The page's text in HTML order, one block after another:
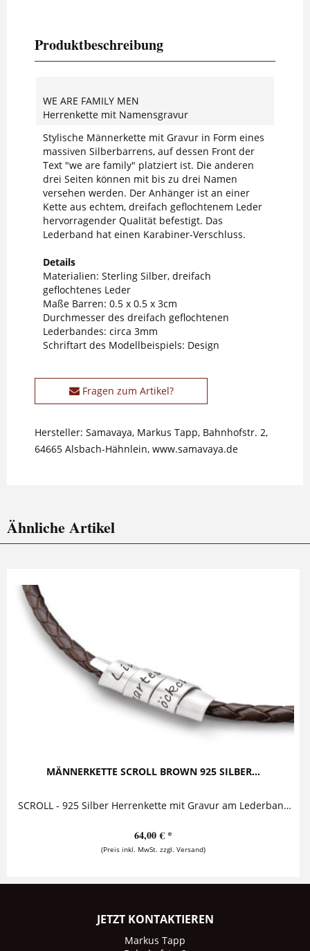
Produktbeschreibung
WE ARE FAMILY MEN
Herrenkette mit Namensgravur
Stylische Männerkette mit Gravur in Form eines
massiven Silberbarrens, auf dessen Front der
Text "we are family" platziert ist. Die anderen
drei Seiten können mit bis zu drei Namen
versehen werden. Der Anhänger ist an einer
Kette aus echtem, dreifach geflochtenem Leder
hervorragender Qualität befestigt. Das
Lederband hat einen Karabiner-Verschluss.
Details
Materialien: Sterling Silber, dreifach
geflochtenes Leder
Maße Barren: 0.5 x 0.5 x 3cm
Durchmesser des dreifach geflochtenen
Lederbandes: circa 3mm
Schriftart des Modellbeispiels: Design
Fragen zum Artikel?
Hersteller: Samavaya, Markus Tapp, Bahnhofstr. 2,
64665 Alsbach-Hähnlein, www.samavaya.de
Ähnliche Artikel
MÄNNERKETTE SCROLL BROWN 925 SILBER...
SCROLL - 925 Silber Herrenkette mit Gravur am Lederband Herrenkette bestehend aus einer Schriftrolle, die ein dreifach geflochtenes...
64,00 € *
(Preis inkl. MwSt. zzgl. Versand)
JETZT KONTAKTIEREN
Markus Tapp